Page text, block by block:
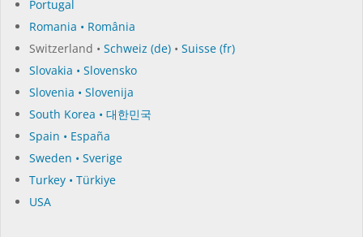
Portugal
Romania • România
Switzerland • Schweiz (de) • Suisse (fr)
Slovakia • Slovensko
Slovenia • Slovenija
South Korea • 대한민국
Spain • España
Sweden • Sverige
Turkey • Türkiye
USA